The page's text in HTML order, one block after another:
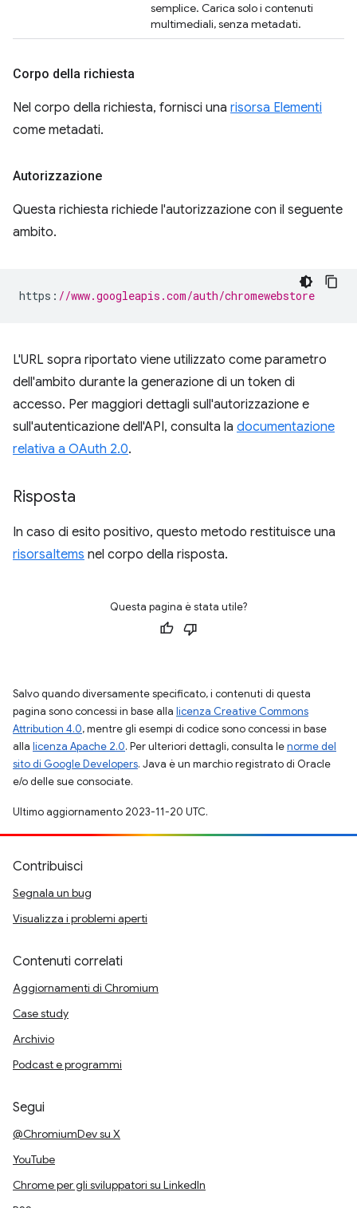
semplice. Carica solo i contenuti
multimediali, senza metadati.
Corpo della richiesta
Nel corpo della richiesta, fornisci una risorsa Elementi
come metadati.
Autorizzazione
Questa richiesta richiede l'autorizzazione con il seguente
ambito.
https : //www.googleapis.com/auth/chromewebstore
L'URL sopra riportato viene utilizzato come parametro
dell'ambito durante la generazione di un token di
accesso. Per maggiori dettagli sull'autorizzazione e
sull'autenticazione dell'API, consulta la documentazione
relativa a OAuth 2.0.
Risposta
In caso di esito positivo, questo metodo restituisce una
risorsaItems nel corpo della risposta.
Questa pagina è stata utile?
Salvo quando diversamente specificato, i contenuti di questa
pagina sono concessi in base alla licenza Creative Commons
Attribution 4.0, mentre gli esempi di codice sono concessi in base
alla licenza Apache 2.0. Per ulteriori dettagli, consulta lenorme del
sito di Google Developers. Java è un marchio registrato di Oracle
e/o delle sue consociate.
Ultimo aggiornamento 2023-11-20 UTC.
Contribuisci
Segnala un bug
Visualizza i problemi aperti
Contenuti correlati
Aggiornamenti di Chromium
Case study
Archivio
Podcast e programmi
Segui
@ChromiumDev su X
YouTube
Chrome per gli sviluppatori su LinkedIn